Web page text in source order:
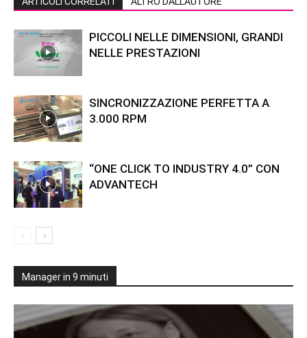
PICCOLI NELLE DIMENSIONI, GRANDI
NELLE PRESTAZIONI
SINCRONIZZAZIONE PERFETTA A
3.000 RPM
“ONE CLICK TO INDUSTRY 4.0” CON
ADVANTECH
Manager in 9 minuti